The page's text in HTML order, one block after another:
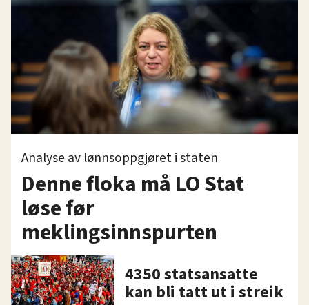
Analyse av lønnsoppgjøret i staten
Denne floka må LO Stat
løse før
meklingsinnspurten
4350 statsansatte
kan bli tatt ut i streik